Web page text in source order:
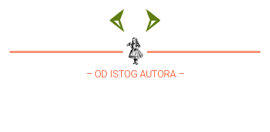
– OD ISTOG AUTORA –